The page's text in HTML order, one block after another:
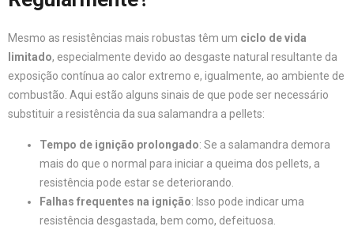
Mesmo as resistências mais robustas têm um ciclo de vida
limitado, especialmente devido ao desgaste natural resultante da
exposição contínua ao calor extremo e, igualmente, ao ambiente de
combustão. Aqui estão alguns sinais de que pode ser necessário
substituir a resistência da sua salamandra a pellets:
Tempo de ignição prolongado: Se a salamandra demora
mais do que o normal para iniciar a queima dos pellets, a
resistência pode estar se deteriorando.
Falhas frequentes na ignição: Isso pode indicar uma
resistência desgastada, bem como, defeituosa.